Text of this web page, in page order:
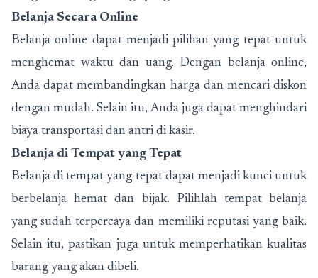
Belanja Secara Online
Belanja online dapat menjadi pilihan yang tepat untuk
menghemat waktu dan uang. Dengan belanja online,
Anda dapat membandingkan harga dan mencari diskon
dengan mudah. Selain itu, Anda juga dapat menghindari
biaya transportasi dan antri di kasir.
Belanja di Tempat yang Tepat
Belanja di tempat yang tepat dapat menjadi kunci untuk
berbelanja hemat dan bijak. Pilihlah tempat belanja
yang sudah terpercaya dan memiliki reputasi yang baik.
Selain itu, pastikan juga untuk memperhatikan kualitas
barang yang akan dibeli.